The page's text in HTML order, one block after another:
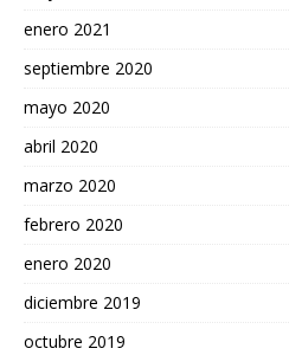
enero 2021
septiembre 2020
mayo 2020
abril 2020
marzo 2020
febrero 2020
enero 2020
diciembre 2019
octubre 2019